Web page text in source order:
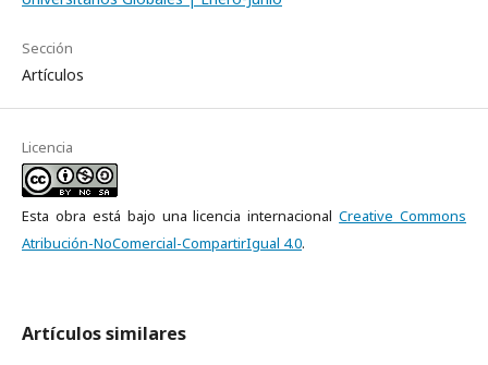
Sección
Artículos
Licencia
Esta obra está bajo una licencia internacionalCreative Commons
Atribución-NoComercial-CompartirIgual 4.0.
Artículos similares